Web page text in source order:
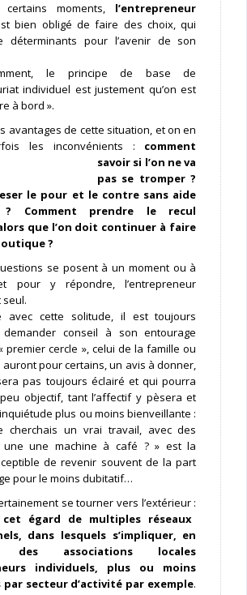
moments, l’entrepreneur
bien obligé de faire des choix, qui
déterminants pour l’avenir de son
le principe de base de
individuel est justement qu’on est
à bord ».
avantages de cette situation, et on en
les inconvénients : comment
savoir si l’on ne va
pas se tromper ?
le pour et le contre sans aide
? Comment prendre le recul
que l’on doit continuer à faire
?
se posent à un moment ou à
pour y répondre, l’entrepreneur
avec cette solitude, il est toujours
conseil à son entourage
premier cercle », celui de la famille ou
auront pour certains, un avis à donner,
pas toujours éclairé et qui pourra
objectif, tant l’affectif y pèsera et
plus ou moins bienveillante :
un vrai travail, avec des
une une machine à café ? » est la
de revenir souvent de la part
pour le moins dubitatif…
se tourner vers l’extérieur :
égard de multiples réseaux
dans lesquels s’impliquer, en
des associations locales
individuels, plus ou moins
par secteur d’activité par exemple.